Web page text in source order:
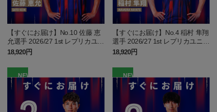
【すぐにお届け】No.10 佐藤 恵
允選手 2026/27 1st レプリカユニ
フォーム 半袖
18,920円
【すぐにお届け】No.4 稲村 隼翔
選手 2026/27 1st レプリカユニフ
ォーム 半袖
18,920円
NEW NEW